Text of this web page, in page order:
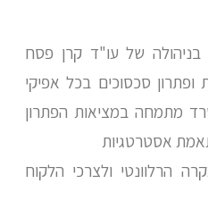
של עו"ד קרן פסח
סכסוכים בכל אפיקי
מתמחה במציאות הפתרון
אסטרטגיות
הרלוונטי ולצרכי הלקוח